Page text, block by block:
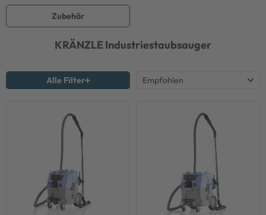
Zubehör
KRÄNZLE Industriestaubsauger
Alle Filter